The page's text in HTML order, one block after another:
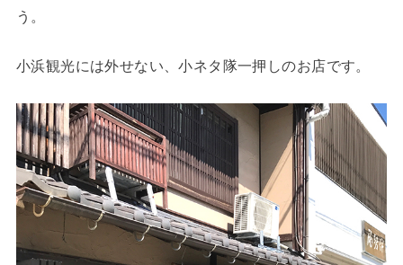
う。
小浜観光には外せない、小ネタ隊一押しのお店です。